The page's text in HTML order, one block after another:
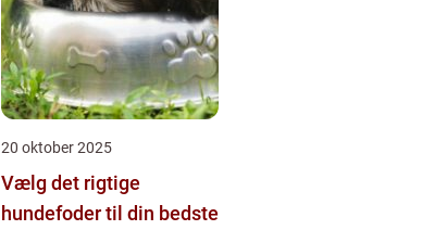
20 oktober 2025
Vælg det rigtige
hundefoder til din bedste